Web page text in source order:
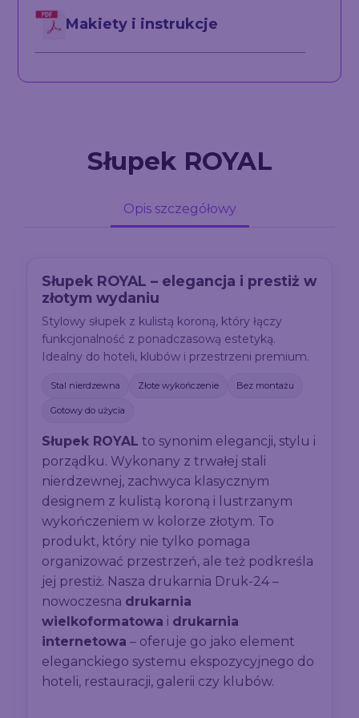
Makiety i instrukcje
Słupek ROYAL
Opis szczegółowy
Słupek ROYAL – elegancja i prestiż w
złotym wydaniu
Stylowy słupek z kulistą koroną, który łączy
funkcjonalność z ponadczasową estetyką.
Idealny do hoteli, klubów i przestrzeni premium.
Stal nierdzewna Złote wykończenie Bez montażu
Gotowy do użycia
Słupek ROYAL to synonim elegancji, stylu i
porządku. Wykonany z trwałej stali
nierdzewnej, zachwyca klasycznym
designem z kulistą koroną i lustrzanym
wykończeniem w kolorze złotym. To
produkt, który nie tylko pomaga
organizować przestrzeń, ale też podkreśla
jej prestiż. Nasza drukarnia Druk-24 –
nowoczesna drukarnia
wielkoformatowa i drukarnia
internetowa – oferuje go jako element
eleganckiego systemu ekspozycyjnego do
hoteli, restauracji, galerii czy klubów.